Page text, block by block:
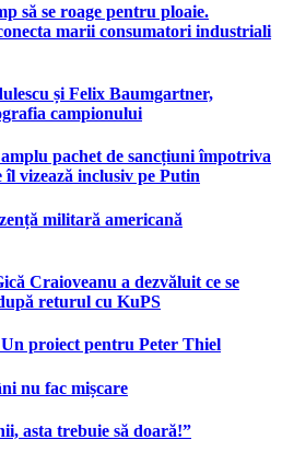
să se roage pentru ploaie.
marii consumatori industriali
și Felix Baumgartner,
campionului
pachet de sancțiuni împotriva
vizează inclusiv pe Putin
militară americană
Craioveanu a dezvăluit ce se
returul cu KuPS
proiect pentru Peter Thiel
nu fac mișcare
asta trebuie să doară!”